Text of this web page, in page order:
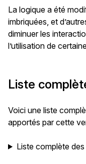
La logique a été
imbriquées, et
diminuer les
l’utilisation de
Liste
Voici une liste
apportés par cette
Liste complète